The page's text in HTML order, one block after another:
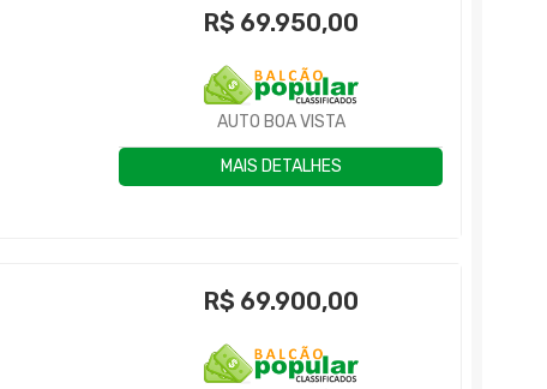
R$ 69.950,00
AUTO BOA VISTA
MAIS DETALHES
R$ 69.900,00